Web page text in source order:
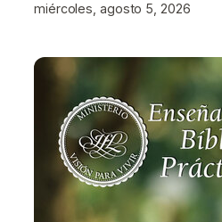
miércoles, agosto 5, 2026